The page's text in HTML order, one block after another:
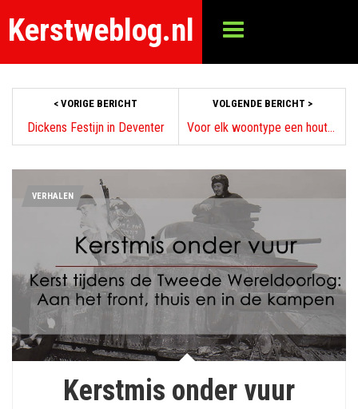
Kerstweblog.nl
< VORIGE BERICHT
Dickens Festijn in Deventer
VOLGENDE BERICHT >
Voor elk woontype een houten kerststal
VERHALEN
Kerstmis onder vuur